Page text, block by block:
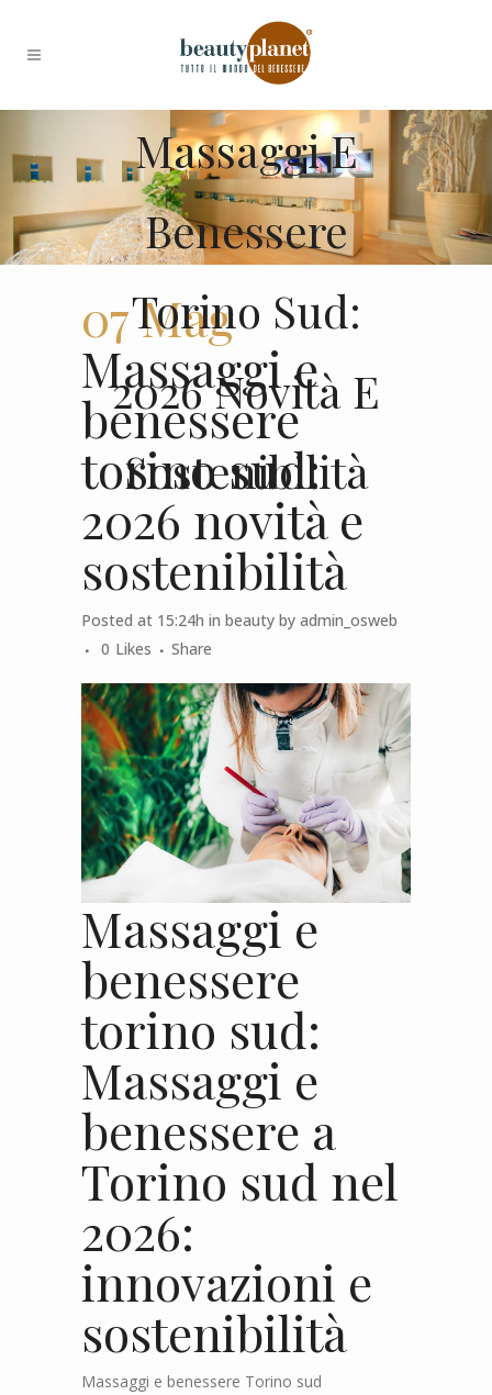
Massaggi E
Benessere
Torino Sud:
2026 Novità E
Sostenibilità
07 Mag
Massaggi e
benessere
torino sud:
2026 novità e
sostenibilità
Posted at 15:24h in beauty by admin_osweb
0 Likes Share
Massaggi e
benessere
torino sud:
Massaggi e
benessere a
Torino sud nel
2026:
innovazioni e
sostenibilità
Massaggi e benessere Torino sud